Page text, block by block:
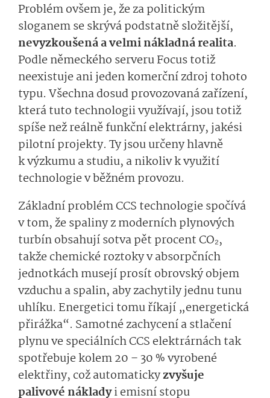
Problém ovšem je, že za politickým
sloganem se skrývá podstatně složitější,
nevyzkoušená a velmi nákladná realita.
Podle německého serveru Focus totiž
neexistuje ani jeden komerční zdroj tohoto
typu. Všechna dosud provozovaná zařízení,
která tuto technologii využívají, jsou totiž
spíše než reálně funkční elektrárny, jakési
pilotní projekty. Ty jsou určeny hlavně
k výzkumu a studiu, a nikoliv k využití
technologie v běžném provozu.
Základní problém CCS technologie spočívá
v tom, že spaliny z moderních plynových
turbín obsahují sotva pět procent CO₂,
takže chemické roztoky v absorpčních
jednotkách musejí prosít obrovský objem
vzduchu a spalin, aby zachytily jednu tunu
uhlíku. Energetici tomu říkají „energetická
přirážka“. Samotné zachycení a stlačení
plynu ve speciálních CCS elektrárnách tak
spotřebuje kolem 20 – 30 % vyrobené
elektřiny, což automatickyzvyšuje
palivové nákladyi emisní stopu